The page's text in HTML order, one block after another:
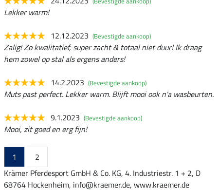
Lekker warm!
12.12.2023 (Bevestigde aankoop)
Zalig! Zo kwalitatief, super zacht & totaal niet duur! Ik draag
hem zowel op stal als ergens anders!
14.2.2023 (Bevestigde aankoop)
Muts past perfect. Lekker warm. Blijft mooi ook n'a wasbeurten.
9.1.2023 (Bevestigde aankoop)
Mooi, zit goed en erg fijn!
1
2
Krämer Pferdesport GmbH & Co. KG, 4. Industriestr. 1 + 2, D
68764 Hockenheim, info@kraemer.de, www.kraemer.de